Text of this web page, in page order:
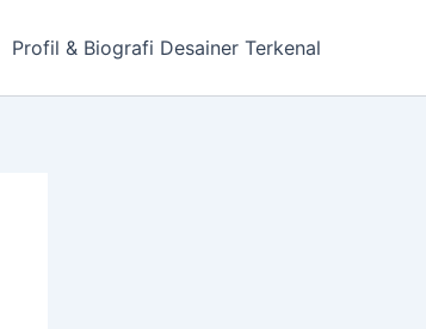
Profil & Biografi Desainer Terkenal